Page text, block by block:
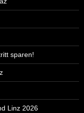
sparen!
Linz 2026